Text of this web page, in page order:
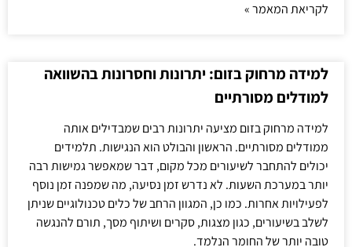
לקריאת המאמר »
למידה מרחוק בזום: יתרונות וחסרונות בהשוואה
למודלים מסורתיים
למידה מרחוק בזום מציעה יתרונות רבים שמבדילים אותה
ממודלים מסורתיים. הראשון והבולט הוא הנגישות. תלמידים
יכולים להתחבר לשיעורים מכל מקום, דבר שמאפשר גמישות רבה
יותר במערכת השעות. לא נדרש זמן נסיעה, מה שמפנה זמן נוסף
לפעילויות אחרות. כמו כן, המגוון הרחב של כלים טכנולוגיים שניתן
לשלב בשיעורים, כגון מצגות, סקרים ושיתוף מסך, תורם להנגשה
טובה יותר של החומר הנלמד.